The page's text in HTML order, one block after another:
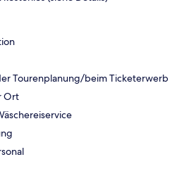
Tourenplanung/beim Ticketerwerb
Ort